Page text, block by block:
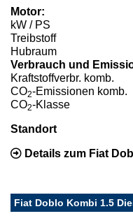
Motor:
kW / PS
Treibstoff
Hubraum
Verbrauch und
Kraftstoffverbr. komb.
CO2-Emissionen komb.
CO2-Klasse
Standort
Details zum Fiat
Fiat Doblo Kombi 1.5